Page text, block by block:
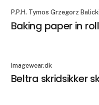
P.P.H. Tymos Grzegorz Balicki
Baking paper in
Imagewear.dk
Beltra skridsikker